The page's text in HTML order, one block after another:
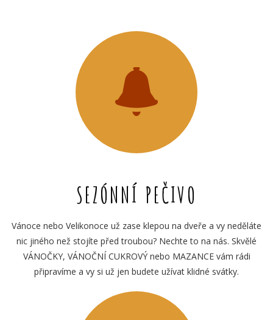
SEZÓNNÍ PEČIVO
Vánoce nebo Velikonoce už zase klepou na dveře a vy neděláte
nic jiného než stojíte před troubou? Nechte to na nás. Skvělé
VÁNOČKY, VÁNOČNÍ CUKROVÝ nebo MAZANCE vám rádi
připravíme a vy si už jen budete užívat klidné svátky.